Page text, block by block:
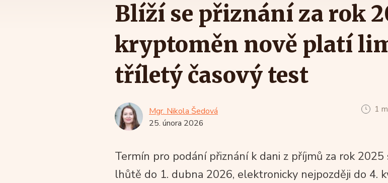
Blíží se přiznání za rok
kryptoměn nově platí
tříletý časový test
Mgr. Nikola Šedová
25. února 2026
1
Termín pro podání přiznání k dani z příjmů za rok 2025
lhůtě do 1. dubna 2026, elektronicky nejpozději do 4.